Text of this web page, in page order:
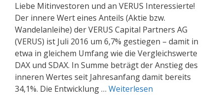
Liebe Mitinvestoren und an VERUS Interessierte!
Der innere Wert eines Anteils (Aktie bzw.
Wandelanleihe) der VERUS Capital Partners AG
(VERUS) ist Juli 2016 um 6,7% gestiegen – damit in
etwa in gleichem Umfang wie die Vergleichswerte
DAX und SDAX. In Summe beträgt der Anstieg des
inneren Wertes seit Jahresanfang damit bereits
34,1%. Die Entwicklung … Weiterlesen